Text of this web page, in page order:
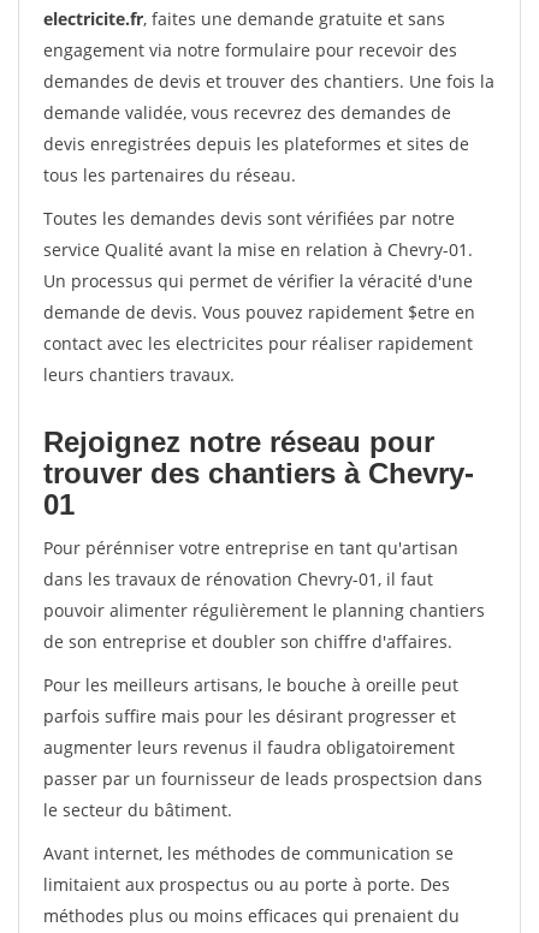
electricite.fr, faites une demande gratuite et sans
engagement via notre formulaire pour recevoir des
demandes de devis et trouver des chantiers. Une fois la
demande validée, vous recevrez des demandes de
devis enregistrées depuis les plateformes et sites de
tous les partenaires du réseau.
Toutes les demandes devis sont vérifiées par notre
service Qualité avant la mise en relation à Chevry-01.
Un processus qui permet de vérifier la véracité d'une
demande de devis. Vous pouvez rapidement $etre en
contact avec les electricites pour réaliser rapidement
leurs chantiers travaux.
Rejoignez notre réseau pour
trouver des chantiers à Chevry-
01
Pour pérénniser votre entreprise en tant qu'artisan
dans les travaux de rénovation Chevry-01, il faut
pouvoir alimenter régulièrement le planning chantiers
de son entreprise et doubler son chiffre d'affaires.
Pour les meilleurs artisans, le bouche à oreille peut
parfois suffire mais pour les désirant progresser et
augmenter leurs revenus il faudra obligatoirement
passer par un fournisseur de leads prospectsion dans
le secteur du bâtiment.
Avant internet, les méthodes de communication se
limitaient aux prospectus ou au porte à porte. Des
méthodes plus ou moins efficaces qui prenaient du